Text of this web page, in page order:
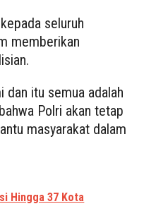
seluruh
memberikan
dan itu semua adalah
Polri akan tetap
masyarakat dalam
Hingga 37 Kota